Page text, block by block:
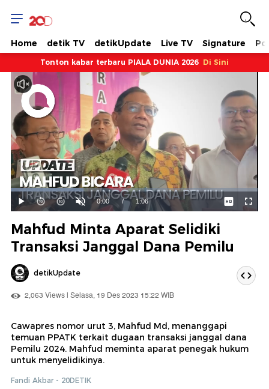
Home detik TV detikUpdate Live TV Signature
Tonton kabar terbaru PIALA DUNIA 2026 Di Sini
Mainkan
Suara
Hidup
Waktu
0:00 / Durasi
1:06
Dimuat:
29.27%
Mahfud Minta Aparat Selidiki
Transaksi Janggal Dana Pemilu
detikUpdate
2,063 Views | Selasa, 19 Des 2023 15:22 WIB
Cawapres nomor urut 3, Mahfud Md, menanggapi
temuan PPATK terkait dugaan transaksi janggal dana
Pemilu 2024. Mahfud meminta aparat penegak hukum
untuk menyelidikinya.
Fandi Akbar - 20DETIK